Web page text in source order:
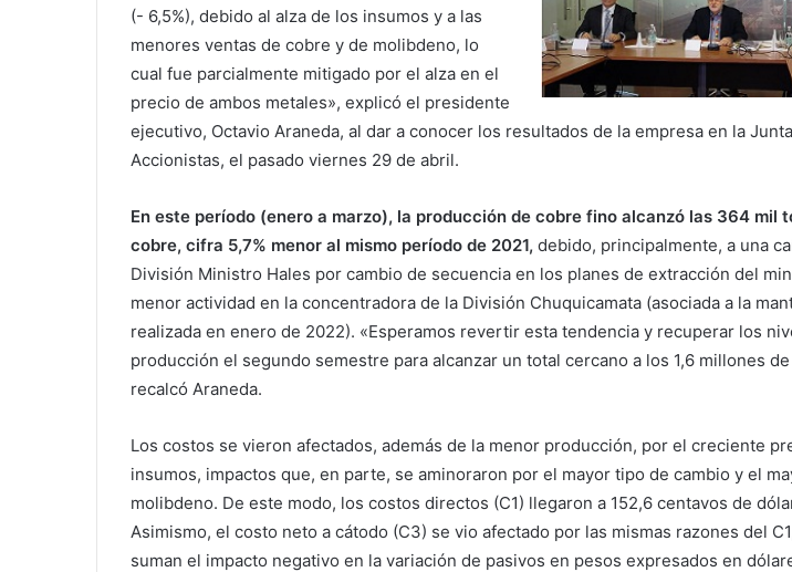
(- 6,5%), debido al alza de los insumos y a las
menores ventas de cobre y de molibdeno, lo
cual fue parcialmente mitigado por el alza en el
precio de ambos metales», explicó el presidente
ejecutivo, Octavio Araneda, al dar a conocer los resultados de la empresa en la
Accionistas, el pasado viernes 29 de abril.
En este período (enero a marzo), la producción de cobre fino alcanzó las 364 mil
cobre, cifra 5,7% menor al mismo período de 2021, debido, principalmente, a una
División Ministro Hales por cambio de secuencia en los planes de extracción del
menor actividad en la concentradora de la División Chuquicamata (asociada a la
realizada en enero de 2022). «Esperamos revertir esta tendencia y recuperar los
producción el segundo semestre para alcanzar un total cercano a los 1,6 millones
recalcó Araneda.
Los costos se vieron afectados, además de la menor producción, por el creciente
insumos, impactos que, en parte, se aminoraron por el mayor tipo de cambio y el
molibdeno. De este modo, los costos directos (C1) llegaron a 152,6 centavos de
Asimismo, el costo neto a cátodo (C3) se vio afectado por las mismas razones del
suman el impacto negativo en la variación de pasivos en pesos expresados en